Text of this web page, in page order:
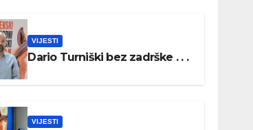
VIJESTI
Dario Turniški bez zadrške . . .
VIJESTI